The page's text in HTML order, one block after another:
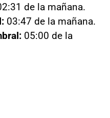
de la mañana.
03:47 de la mañana.
05:00 de la